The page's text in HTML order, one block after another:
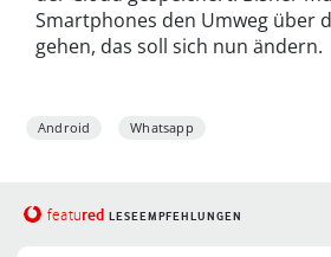
Smartphones den Umweg über
gehen, das soll sich nun ändern.
Android Whatsapp
featured LESEEMPFEHLUNGEN